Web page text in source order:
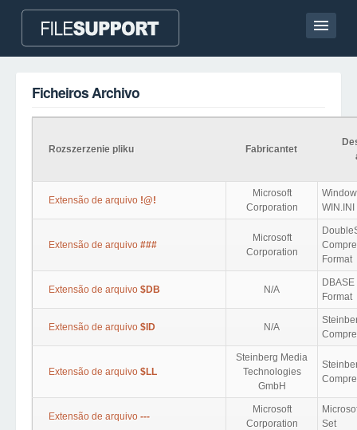
Language
ADICIONAR EXTENSÃO DO FICHEIRO
Ficheiros Archivo
Rozszerzenie pliku Fabricantet
Extensão de arquivo !@!
Microsoft
Corporation
Extensão de arquivo ###
Microsoft
Corporation
Format
Extensão de arquivo $DB N/A
Format
Extensão de arquivo $ID N/A
Extensão de arquivo $LL
Steinberg Media
Technologies
GmbH
Extensão de arquivo ---
Microsoft
Corporation
Set